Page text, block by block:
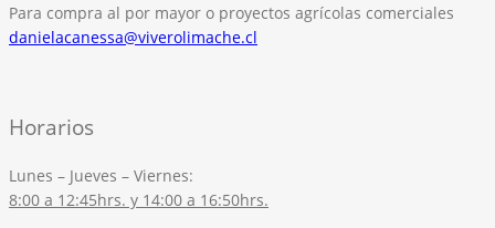
Para compra al por mayor o proyectos agrícolas comerciales
danielacanessa@viverolimache.cl
Horarios
Lunes – Jueves – Viernes:
8:00 a 12:45hrs. y 14:00 a 16:50hrs.